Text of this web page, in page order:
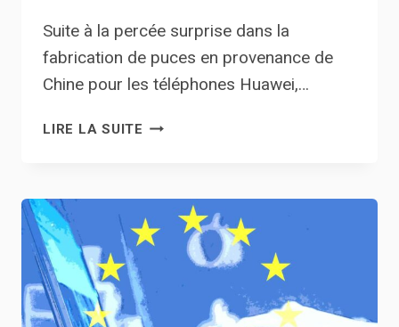
Suite à la percée surprise dans la
fabrication de puces en provenance de
Chine pour les téléphones Huawei,…
LIRE LA SUITE LES
MESURES
PLUS
FORTES